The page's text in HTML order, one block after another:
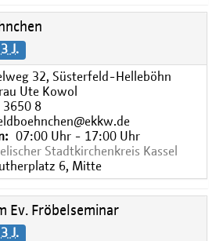
J.
32, Süsterfeld-Helleböhn
Ute Kowol
3650 8
07:00 Uhr - 17:00 Uhr
Stadtkirchenkreis Kassel
6, Mitte
Ev. Fröbelseminar
J.